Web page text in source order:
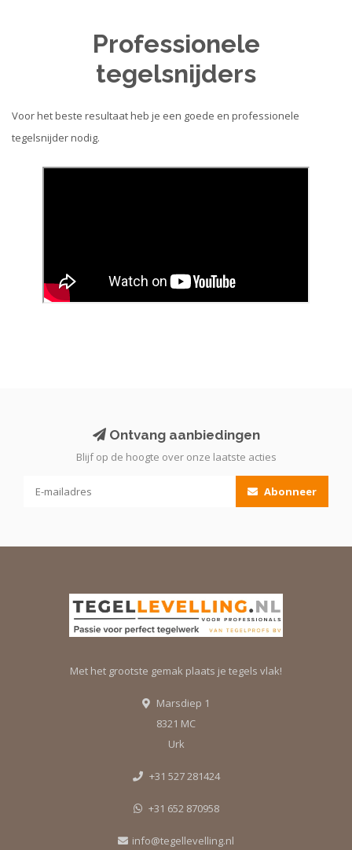
Professionele
tegelsnijders
Voor het beste resultaat heb je een goede en professionele
tegelsnijder nodig.
Ontvang aanbiedingen
Blijf op de hoogte over onze laatste acties
Abonneer
Met het grootste gemak plaats je tegels vlak!
Marsdiep 1
8321 MC
Urk
+31 527 281424
+31 652 870958
info@tegellevelling.nl